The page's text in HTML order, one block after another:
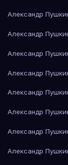
Александр
Александр
Александр
Александр
Александр
Александр
Александр
Александр